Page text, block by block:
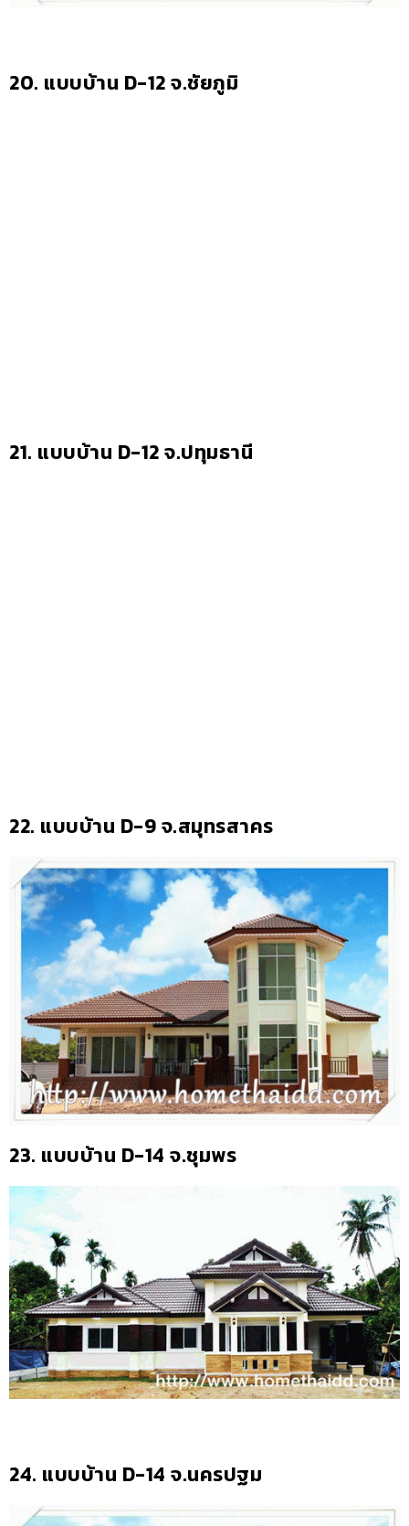
20. แบบบ้าน D-12 จ.ชัยภูมิ
21. แบบบ้าน D-12 จ.ปทุมธานี
22. แบบบ้าน D-9 จ.สมุทรสาคร
23. แบบบ้าน D-14 จ.ชุมพร
24. แบบบ้าน D-14 จ.นครปฐม